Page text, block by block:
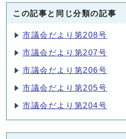
この記事と同じ分類の記事
市議会だより第208号
市議会だより第207号
市議会だより第206号
市議会だより第205号
市議会だより第204号